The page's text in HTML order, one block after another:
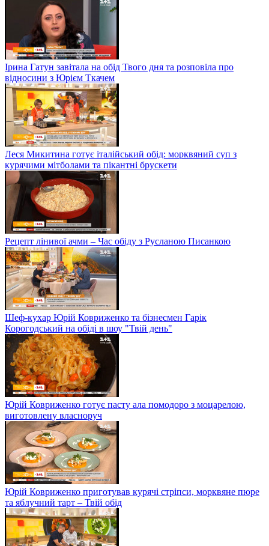
Ірина Гатун завітала на обід Твого дня та розповіла про
відносини з Юрієм Ткачем
Леся Микитина готує італійський обід: морквяний суп з
курячими мітболами та пікантні брускети
Рецепт лінивої ачми – Час обіду з Русланою Писанкою
Шеф-кухар Юрій Ковриженко та бізнесмен Гарік
Корогодський на обіді в шоу "Твій день"
Юрій Ковриженко готує пасту ала помодоро з моцарелою,
виготовлену власноруч
Юрій Ковриженко приготував курячі стріпси, морквяне пюре
та яблучний тарт – Твій обід